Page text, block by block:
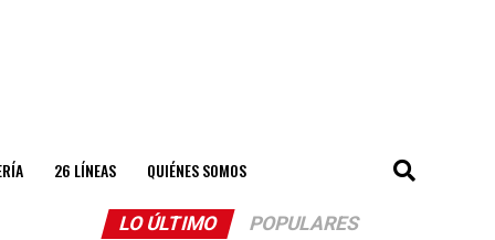
26 LÍNEAS QUIÉNES SOMOS
LO ÚLTIMO POPULARES